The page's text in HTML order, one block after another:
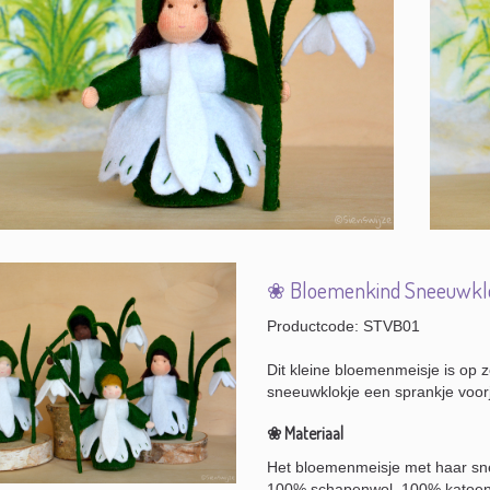
❀ Bloemenkind
Productcode: STVB01
Dit kleine bloemenmeisje is op
sneeuwklokje een sprankje
❀ Materiaal
Het bloemenmeisje met haar